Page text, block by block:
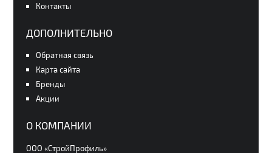
Контакты
ДОПОЛНИТЕЛЬНО
Обратная связь
Карта сайта
Бренды
Акции
О КОМПАНИИ
ООО «СтройПрофиль»